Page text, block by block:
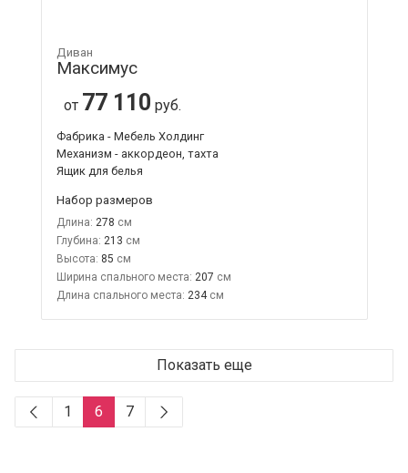
Диван
Максимус
от 77 110 руб.
Фабрика - Мебель Холдинг
Механизм - аккордеон, тахта
Ящик для белья
Набор размеров
Длина: 278
Глубина: 213
Высота: 85
Ширина спального места: 207
Длина спального места: 234
Показать еще
1 6 7